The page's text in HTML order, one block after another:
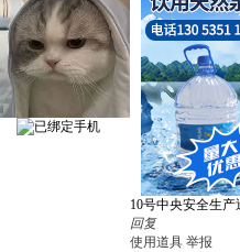
10号中央安全生
回复
使用道具 举报